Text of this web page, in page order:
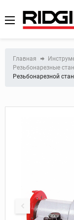
Главная
Резьбонарезные
Резьбонарезной